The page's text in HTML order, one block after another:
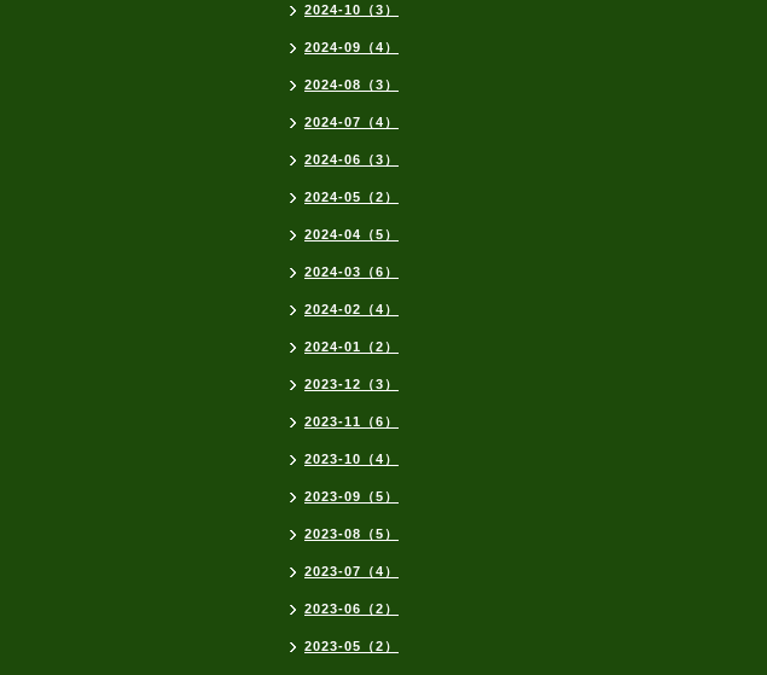
2024-10（3）
2024-09（4）
2024-08（3）
2024-07（4）
2024-06（3）
2024-05（2）
2024-04（5）
2024-03（6）
2024-02（4）
2024-01（2）
2023-12（3）
2023-11（6）
2023-10（4）
2023-09（5）
2023-08（5）
2023-07（4）
2023-06（2）
2023-05（2）